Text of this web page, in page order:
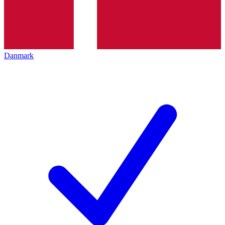
Danmark